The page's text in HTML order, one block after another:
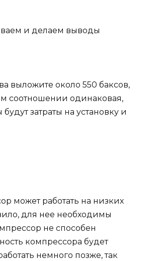
выложите около 550 баксов,
соотношении одинаковая,
затраты на установку и
может работать на низких
для нее необходимы
не способен
компрессора будет
немного позже, так